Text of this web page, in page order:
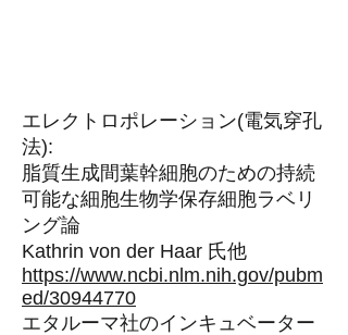
エレクトロポレーション(電気穿孔
法):
脂質生成間葉幹細胞のための持続
可能な細胞生物学保存細胞ラベリ
ング論
Kathrin von der Haar 氏他
https://www.ncbi.nlm.nih.gov/pubm
ed/30944770
エタルーマ社のインキュベーター